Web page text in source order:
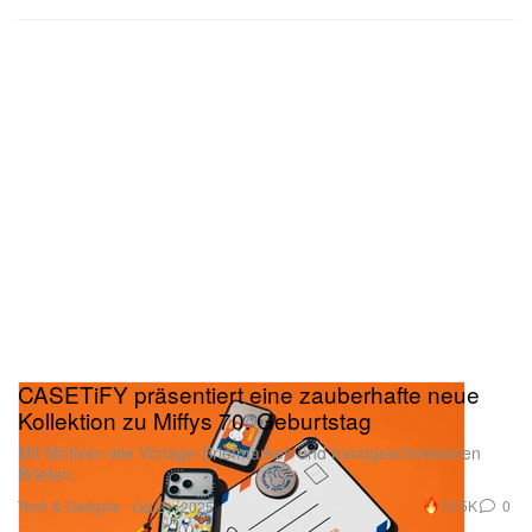
Tech & Gadgets
CASETiFY präsentiert eine zauberhafte neue
Kollektion zu Miffys 70. Geburtstag
Mit Motiven wie Vintage-Briefmarken und handgeschriebenen
Briefen.
Oct 21, 2025 10.5K 0